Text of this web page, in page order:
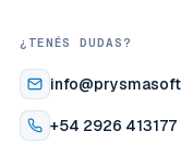
¿TENÉS DUDAS?
+54 2926 413177